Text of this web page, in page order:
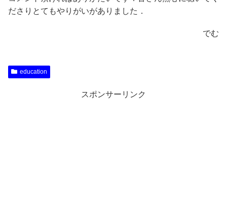
ださりとてもやりがいがありました．
でむ
education
スポンサーリンク